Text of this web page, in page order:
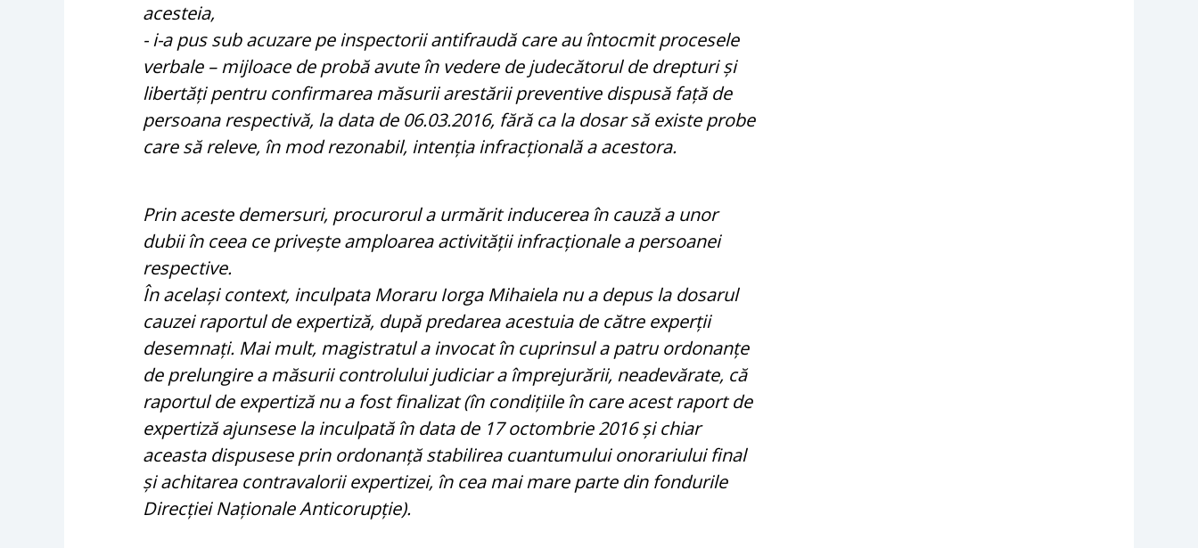
acesteia,
- i-a pus sub acuzare pe inspectorii antifraudă care au întocmit procesele
verbale – mijloace de probă avute în vedere de judecătorul de drepturi și
libertăți pentru confirmarea măsurii arestării preventive dispusă față de
persoana respectivă, la data de 06.03.2016, fără ca la dosar să existe probe
care să releve, în mod rezonabil, intenția infracțională a acestora.
Prin aceste demersuri, procurorul a urmărit inducerea în cauză a unor
dubii în ceea ce privește amploarea activității infracționale a persoanei
respective.
În același context, inculpata Moraru Iorga Mihaiela nu a depus la dosarul
cauzei raportul de expertiză, după predarea acestuia de către experții
desemnați. Mai mult, magistratul a invocat în cuprinsul a patru ordonanțe
de prelungire a măsurii controlului judiciar a împrejurării, neadevărate, că
raportul de expertiză nu a fost finalizat (în condițiile în care acest raport de
expertiză ajunsese la inculpată în data de 17 octombrie 2016 și chiar
aceasta dispusese prin ordonanță stabilirea cuantumului onorariului final
și achitarea contravalorii expertizei, în cea mai mare parte din fondurile
Direcției Naționale Anticorupție).